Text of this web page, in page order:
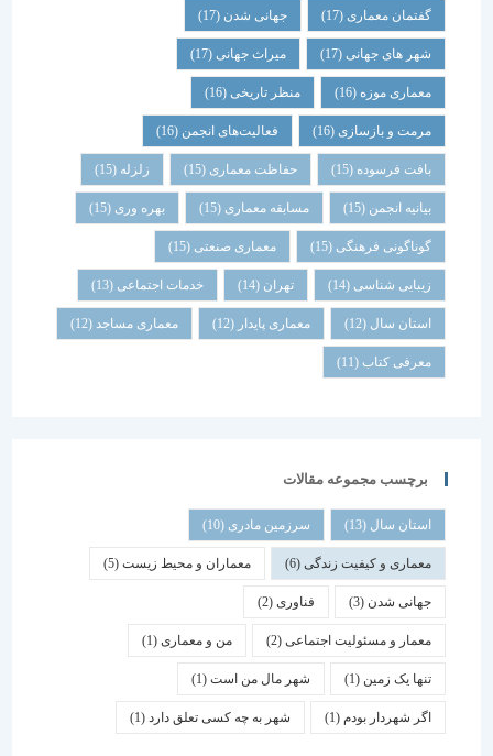
گفتمان معماری (17) جهانی شدن(17)
شهر های جهانی(17) میراث جهانی(17)
معماری موزه(16) منظر تاریخی (16)
مرمت و بازسازی(16) فعالیت‌های انجمن(16)
بافت فرسوده (15) حفاظت معماری (15) زلزله
بیانیه انجمن(15) مسابقه معماری (15) بهره وری(15)
گوناگونی فرهنگی (15) معماری صنعتی(15)
زیبایی شناسی (14) تهران خدمات اجتماعی (13)
استان سال(12) معماری پایدار (12) معماری مساجد(12)
معرفی کتاب(11)
برچسب مجموعه مقالات
استان سال(13) سرزمین مادری(10)
معماری و کیفیت زندگی(6) معماران و محیط زیست(5)
جهانی شدن(3) فناوری (2)
معمار و مسئولیت اجتماعی (2) من و معماری (1)
تنها یک زمین(1) شهر مال من است(1)
اگر شهردار بودم (1) شهر به چه کسی تعلق دارد(1)